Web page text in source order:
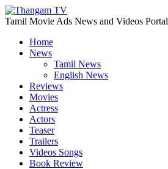
Tamil Movie Ads News and Videos Portal
Home
News
Tamil News
English News
Reviews
Movies
Actress
Actors
Teaser
Trailers
Videos Songs
Book Review